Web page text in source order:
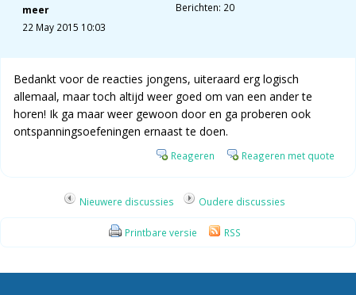
meer
22 May 2015 10:03
Berichten: 20
Bedankt voor de reacties jongens, uiteraard erg logisch
allemaal, maar toch altijd weer goed om van een ander te
horen! Ik ga maar weer gewoon door en ga proberen ook
ontspanningsoefeningen ernaast te doen.
Reageren Reageren met quote
Nieuwere discussies Oudere discussies
Printbare versie RSS